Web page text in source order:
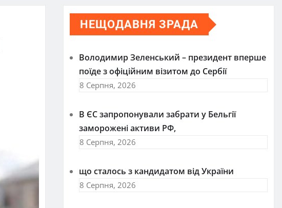
НЕЩОДАВНЯ ЗРАДА
Володимир Зеленський – президент вперше
поїде з офіційним візитом до Сербії
8 Серпня, 2026
В ЄС запропонували забрати у Бельгії
заморожені активи РФ,
8 Серпня, 2026
що сталось з кандидатом від України
8 Серпня, 2026